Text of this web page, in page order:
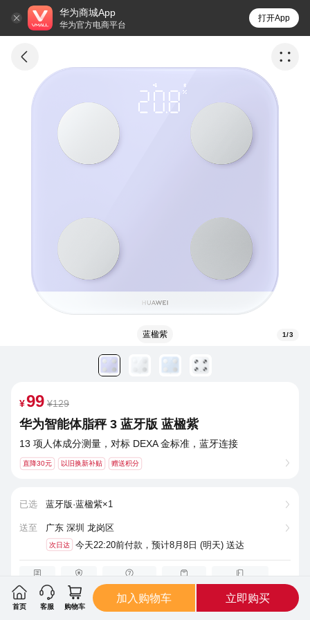
华为商城App
华为官方电商平台
打开App
蓝楹紫 1/3
¥99 ¥129
华为智能体脂秤 3 蓝牙版 蓝楹紫
13 项人体成分测量，对标 DEXA 金标准，蓝牙连接
直降30元 以旧换新补贴 赠送积分
已选 蓝牙版·蓝楹紫×1
送至 广东 深圳 龙岗区
次日达 今天22:20前付款， 预计8月 8 日 (明 天) 送达
官方正品 价格保护 7天无理由退货 满48元包邮 退换货上门取件
首页 客服 购物车
加入购物车 立即购买